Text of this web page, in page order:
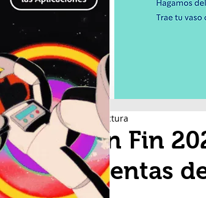
Buen Fin
de ventas
2 min de lectura